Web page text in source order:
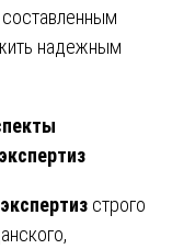
надежным
строго